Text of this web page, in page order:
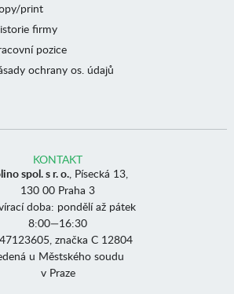
print
firmy
pozice
ochrany os. údajů
KONTAKT
spol. s r. o., Písecká 13,
130 00 Praha 3
doba: pondělí až pátek
8:00—16:30
značka C 12804
u Městského soudu
v Praze